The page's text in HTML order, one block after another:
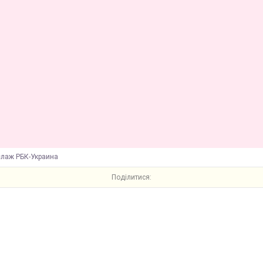
РБК-Украина
Поділитися: